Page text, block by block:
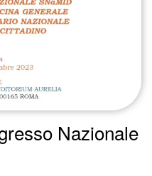
Nazionale